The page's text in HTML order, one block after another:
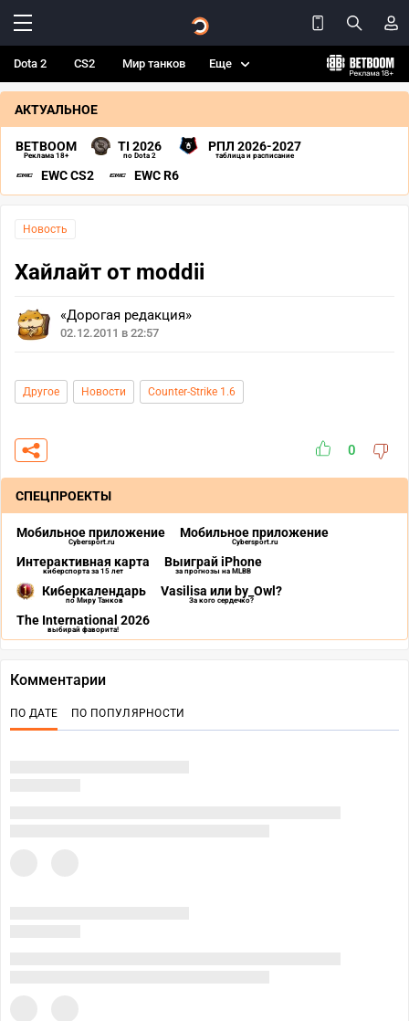
Dota 2 CS2 Мир танков Еще
АКТУАЛЬНОЕ
BETBOOM
Реклама 18+
TI 2026
по Dota 2
РПЛ 2026-2027
таблица и расписание
EWC CS2 EWC R6
Новость
Хайлайт от moddii
«Дорогая редакция»
02.12.2011 в 22:57
Другое Новости Counter-Strike 1.6
0
СПЕЦПРОЕКТЫ
Мобильное приложение
Cybersport.ru
Мобильное приложение
Cybersport.ru
Интерактивная карта
киберспорта за 15 лет
Выиграй iPhone
за прогнозы на MLBB
Киберкалендарь
по Миру Танков
Vasilisa или by_Owl?
За кого сердечко?
The International 2026
выбирай фаворита!
Комментарии
ПО ДАТЕ ПО ПОПУЛЯРНОСТИ